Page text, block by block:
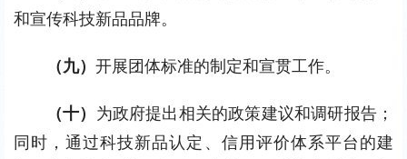
和宣传科技新品品牌。
（九） 开展团体标准的制定和宣贯工作。
（十） 为政府提出相关的政策建议和调研报告；
同时，通过科技新品认定、信用评价体系平台的建